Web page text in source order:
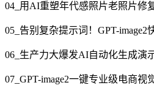
04_用AI重塑年代感照片老照片修
05_告别复杂提示词！GPT-image2
06_生产力大爆发AI自动化生成演
07_GPT-image2一键专业级电商视